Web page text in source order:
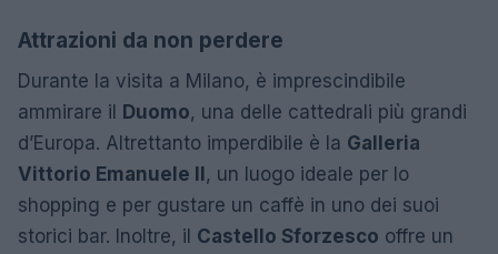
Attrazioni da non perdere
Durante la visita a Milano, è imprescindibile
ammirare il Duomo, una delle cattedrali più grandi
d’Europa. Altrettanto imperdibile è la Galleria
Vittorio Emanuele II, un luogo ideale per lo
shopping e per gustare un caffè in uno dei suoi
storici bar. Inoltre, il Castello Sforzesco offre un